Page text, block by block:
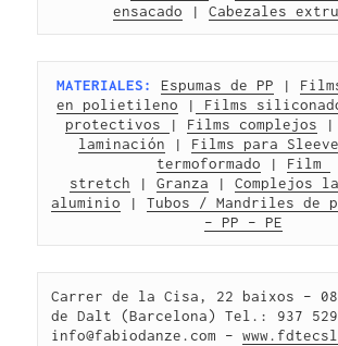
ensacado | Cabezales
MATERIALES: Espumas de PP |
en polietileno | Films
protectivos
| Films complejos |
laminación | Films para Sleeve
termoformado | Film
stretch | Granza | Complejos
aluminio | Tubos / Mandriles de
– PP – PE
Carrer de la Cisa, 22 baixos –
de Dalt (Barcelona) Tel.: 937
info@fabiodanze.com –